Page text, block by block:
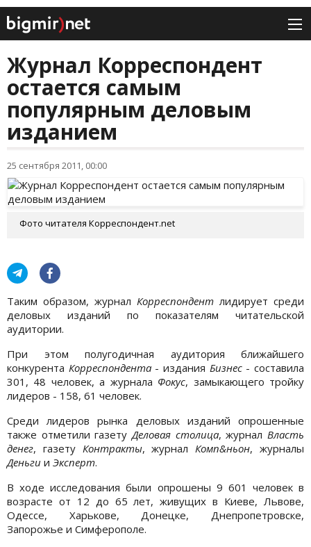
Журнал Корреспондент
остается самым
популярным деловым
изданием
25 сентября 2011, 00:00
Фото читателя Корреспондент.net
Таким образом, журнал Корреспондент лидирует среди
деловых изданий по показателям читательской
аудитории.
При этом полугодичная аудитория ближайшего
конкурента Корреспондента- издания Бизнес- составила
301, 48 человек, а журнала Фокус, замыкающего тройку
лидеров - 158, 61 человек.
Среди лидеров рынка деловых изданий опрошенные
также отметили газетуДеловая столица, журналВласть
денег, газету Контракты, журналКомп&ньон, журналы
Деньги и Эксперт.
В ходе исследования были опрошены 9 601 человек в
возрасте от 12 до 65 лет, живущих в Киеве, Львове,
Одессе, Харькове, Донецке, Днепропетровске,
Запорожье и Симферополе.